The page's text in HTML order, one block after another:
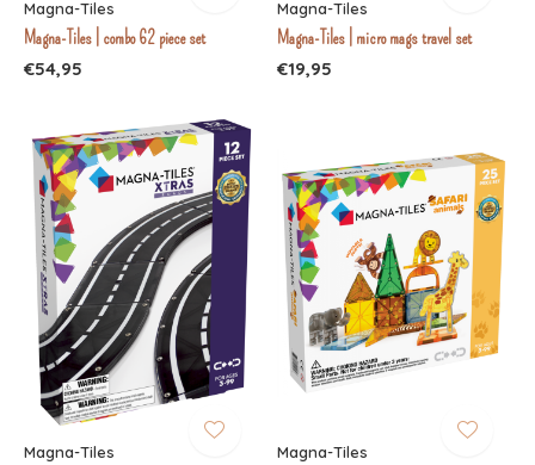
Magna-Tiles
Magna-Tiles | combo 62 piece set
€54,95
Magna-Tiles
Magna-Tiles | micro mags travel set
€19,95
Magna-Tiles Magna-Tiles